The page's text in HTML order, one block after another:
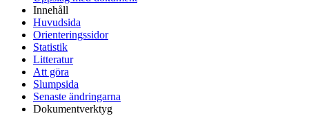
Innehåll
Huvudsida
Orienteringssidor
Statistik
Litteratur
Att göra
Slumpsida
Senaste ändringarna
Dokumentverktyg